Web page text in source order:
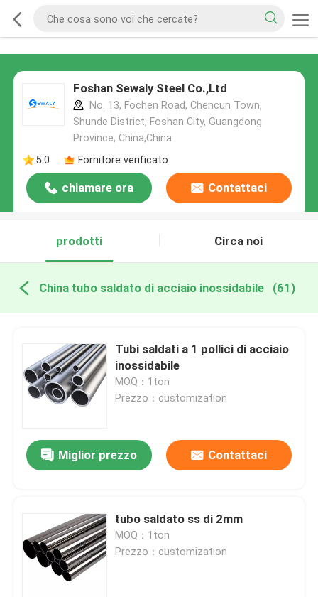
Foshan Sewaly Steel Co.,Ltd
No. 13, Fochen Road, Chencun Town,
Shunde District, Foshan City, Guangdong
Province, China,China
5.0
Fornitore verificato
chiamare ora Contattaci
prodotti Circa noi
China tubo saldato di acciaio inossidabile (61)
Tubi saldati a 1 pollici di acciaio
inossidabile
MOQ：1ton
Prezzo：customization
Miglior prezzo Contattaci
tubo saldato ss di 2mm
MOQ：1ton
Prezzo：customization